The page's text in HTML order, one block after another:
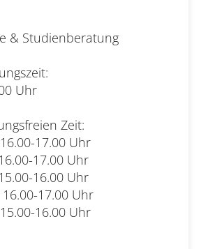
& Studienberatung
Uhr
Zeit:
17.00 Uhr
17.00 Uhr
16.00 Uhr
17.00 Uhr
16.00 Uhr